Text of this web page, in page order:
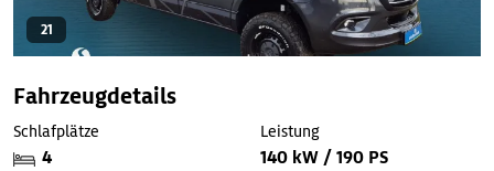
21
Fahrzeugdetails
Schlafplätze
4
Leistung
140 kW / 190 PS